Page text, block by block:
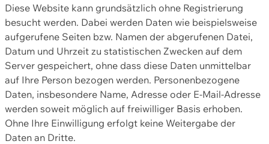
Diese Website kann grundsätzlich ohne Registrierung
besucht werden. Dabei werden Daten wie beispielsweise
aufgerufene Seiten bzw. Namen der abgerufenen Datei,
Datum und Uhrzeit zu statistischen Zwecken auf dem
Server gespeichert, ohne dass diese Daten unmittelbar
auf Ihre Person bezogen werden. Personenbezogene
Daten, insbesondere Name, Adresse oder E-Mail-Adresse
werden soweit möglich auf freiwilliger Basis erhoben.
Ohne Ihre Einwilligung erfolgt keine Weitergabe der
Daten an Dritte.